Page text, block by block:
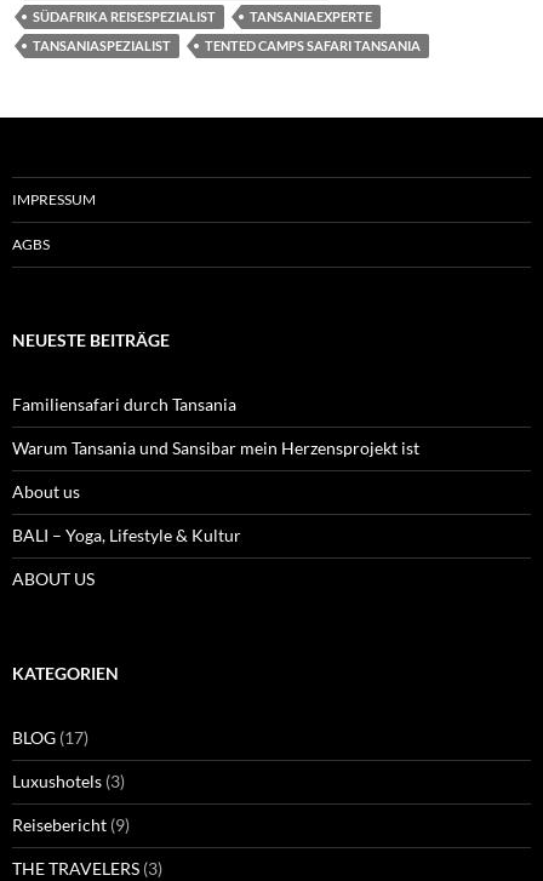
SÜDAFRIKA REISESPEZIALIST
TANSANIAEXPERTE
TANSANIASPEZIALIST
TENTED CAMPS SAFARI TANSANIA
IMPRESSUM
AGBS
NEUESTE BEITRÄGE
Familiensafari durch Tansania
Warum Tansania und Sansibar mein Herzensprojekt ist
About us
BALI – Yoga, Lifestyle & Kultur
ABOUT US
KATEGORIEN
BLOG (17)
Luxushotels (3)
Reisebericht (9)
THE TRAVELERS (3)